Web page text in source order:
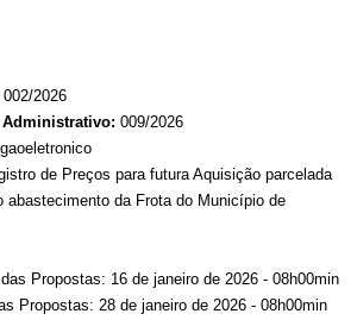
002/2026
009/2026
de Preços para futura Aquisição parcelada
abastecimento da Frota do Município de
Propostas: 16 de janeiro de 2026 - 08h00min
Propostas: 28 de janeiro de 2026 - 08h00min